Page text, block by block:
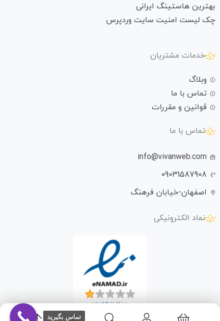
بهترین هاستینگ ایرانی
چک لیست امنیت سایت وردپرس
خدمات مشتریان
وبلاگ
تماس با ما
قوانین و مقررات
تماس با ما
info@vivanweb.com
09031587908
اصفهان-خیابان فرهنگ
نماد الکترونیکی
تماس بگیرید